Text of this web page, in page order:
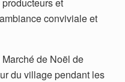
conviviale et
de Noël de
du village pendant les